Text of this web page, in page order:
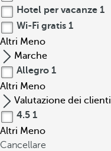
Hotel per vacanze 1
Wi-Fi gratis 1
Altri Meno
Marche
Allegro 1
Altri Meno
Valutazione dei clienti
4.5 1
Altri Meno
Cancellare